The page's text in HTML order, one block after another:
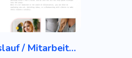
Lebenslauf / Mitarbeiterportfolio